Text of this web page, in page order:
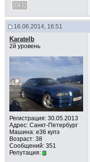
16.06.2014, 16:51
Karatelb
2й уровень
Регистрация: 30.05.2013
Адрес: Санкт-Петербург
Машина: е36 купэ
Возраст: 38
Сообщений: 351
Репутация: